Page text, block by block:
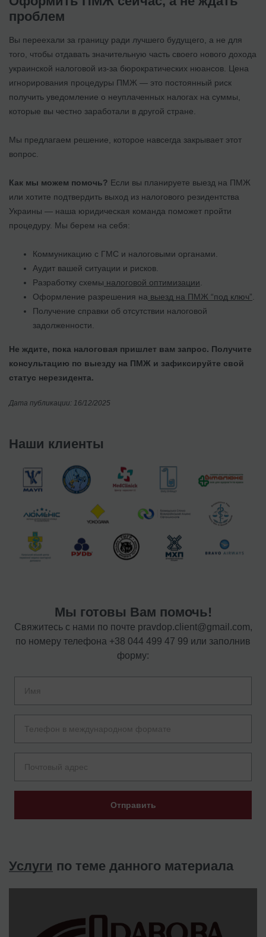
проблем
Вы переехали за границу ради лучшего будущего, а не для
того, чтобы отдавать значительную часть своего нового дохода
украинской налоговой из-за бюрократических нюансов. Цена
игнорирования процедуры ПМЖ — это постоянный риск
получить уведомление о неуплаченных налогах на суммы,
которые вы честно заработали в другой стране.
Мы предлагаем решение, которое навсегда закрывает этот
вопрос.
Как мы можем помочь? Если вы планируете выезд на ПМЖ
или хотите подтвердить выход из налогового резидентства
Украины — наша юридическая команда поможет пройти
процедуру. Мы берем на себя:
Коммуникацию с ГМС и налоговыми органами.
Аудит вашей ситуации и рисков.
Разработку схемы налоговой оптимизации
Оформление разрешения на выезд на ПМЖ “под ключ”
Получение справки об отсутствии налоговой
задолженности.
Не ждите, пока налоговая пришлет вам запрос. Получите
консультацию по выезду на ПМЖ и зафиксируйте свой
статус нерезидента.
Дата публикации: 16/12/2025
Наши клиенты
Мы готовы Вам помочь!
Свяжитесь с нами по почте pravdop.client@gmail.com,
по номеру телефона +38 044 499 47 99 или заполнив
форму:
Отправить
Услуги по теме данного материала